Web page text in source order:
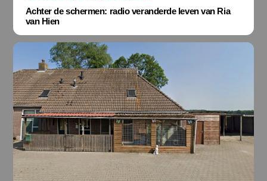
Achter de schermen: radio veranderde leven van Ria
van Hien